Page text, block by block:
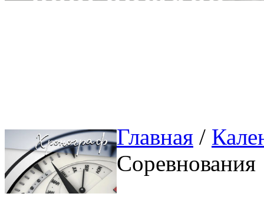
Главная /
Соревнования